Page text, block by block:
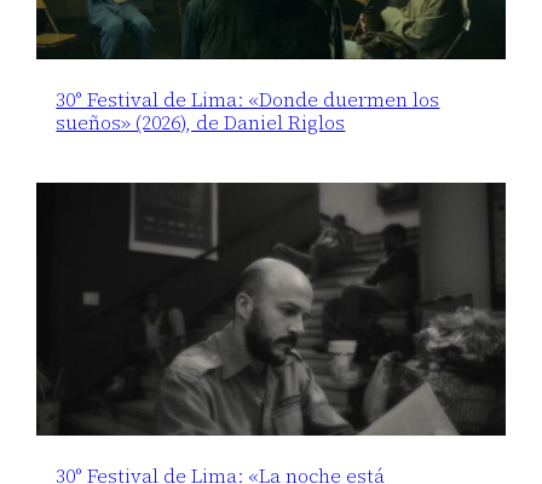
30° Festival de Lima: «Donde duermen los
sueños» (2026), de Daniel Riglos
30° Festival de Lima: «La noche está